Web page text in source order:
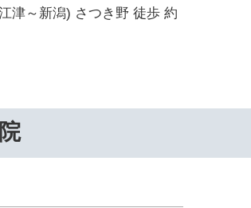
津～新潟) さつき野 徒歩 約